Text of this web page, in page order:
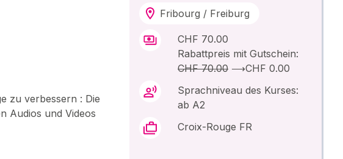
zu verbessern : Die
Audios und Videos
Fribourg / Freiburg
CHF 70.00
Rabattpreis mit Gutschein:
CHF 70.00 ⟶CHF 0.00
Sprachniveau des Kurses:
ab A2
Croix-Rouge FR